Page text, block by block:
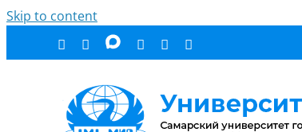
Skip to content